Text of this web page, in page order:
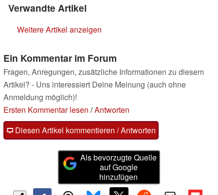
Verwandte Artikel
Weitere Artikel anzeigen
Ein Kommentar im Forum
Fragen, Anregungen, zusätzliche Informationen zu diesem
Artikel? - Uns interessiert Deine Meinung (auch ohne
Anmeldung möglich)!
Ersten Kommentar lesen /Antworten
Diesen Artikel kommentieren / Antworten
Als bevorzugte Quelle
auf Google
hinzufügen